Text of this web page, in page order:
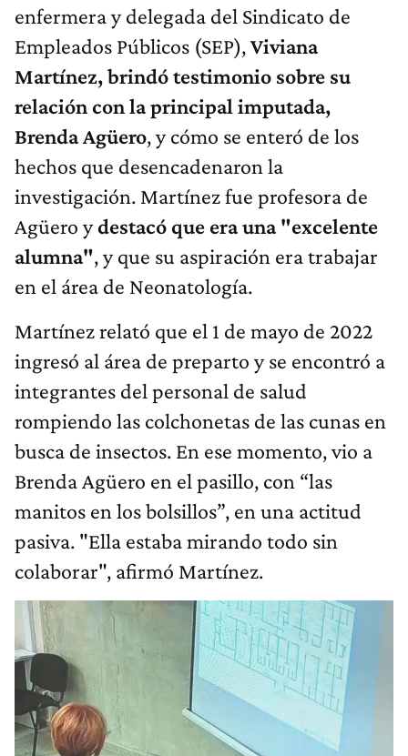
enfermera y delegada del Sindicato de
Empleados Públicos (SEP),Viviana
Martínez, brindó testimonio sobre su
relación con la principal imputada,
Brenda Agüero, y cómo se enteró de los
hechos que desencadenaron la
investigación. Martínez fue profesora de
Agüero ydestacó que era una "excelente
alumna", y que su aspiración era trabajar
en el área de Neonatología.
Martínez relató que el 1 de mayo de 2022
ingresó al área de preparto y se encontró a
integrantes del personal de salud
rompiendo las colchonetas de las cunas en
busca de insectos. En ese momento, vio a
Brenda Agüero en el pasillo, con “las
manitos en los bolsillos”, en una actitud
pasiva. "Ella estaba mirando todo sin
colaborar", afirmó Martínez.